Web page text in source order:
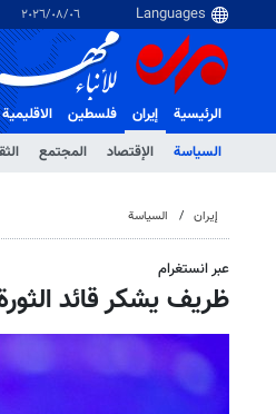
٠٦‏/٠٨‏/٢٠٢٦
الرئيسية
إيران
السياسة
الإقتصاد المجتمع
فلسطین الاقلیمیة
إيران السياسة
عبر انستغرام
ظريف يشكر قائد